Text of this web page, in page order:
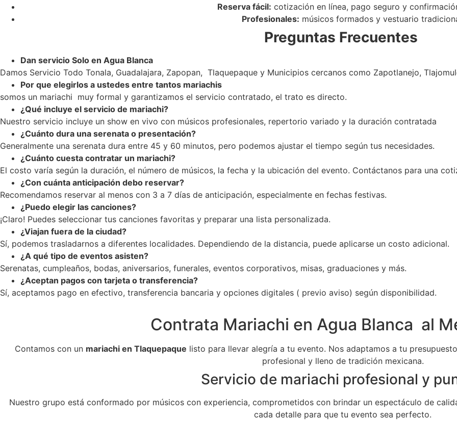
Reserva fácil: cotización en línea, pago seguro y
Profesionales: músicos formados y vestuario
Preguntas Frecuentes
Dan servicio Solo en Agua Blanca
Damos Servicio Todo Tonala, Guadalajara, Zapopan, Tlaquepaque y Municipios cercanos como Zapotlanejo,
Por que elegirlos a ustedes entre tantos mariachis
somos un mariachi muy formal y garantizamos el servicio contratado, el trato es directo.
¿Qué incluye el servicio de mariachi?
Nuestro servicio incluye un show en vivo con músicos profesionales, repertorio variado y la duración contratada
¿Cuánto dura una serenata o presentación?
Generalmente una serenata dura entre 45 y 60 minutos, pero podemos ajustar el tiempo según tus necesidades.
¿Cuánto cuesta contratar un mariachi?
El costo varía según la duración, el número de músicos, la fecha y la ubicación del evento. Contáctanos para una
¿Con cuánta anticipación debo reservar?
Recomendamos reservar al menos con 3 a 7 días de anticipación, especialmente en fechas festivas.
¿Puedo elegir las canciones?
¡Claro! Puedes seleccionar tus canciones favoritas y preparar una lista personalizada.
¿Viajan fuera de la ciudad?
Sí, podemos trasladarnos a diferentes localidades. Dependiendo de la distancia, puede aplicarse un costo adicional.
¿A qué tipo de eventos asisten?
Serenatas, cumpleaños, bodas, aniversarios, funerales, eventos corporativos, misas, graduaciones y más.
¿Aceptan pagos con tarjeta o transferencia?
Sí, aceptamos pago en efectivo, transferencia bancaria y opciones digitales ( previo aviso) según disponibilidad.
Contrata Mariachi en Agua Blanca al
Contamos con un mariachi en Tlaquepaque listo para llevar alegría a tu evento. Nos adaptamos a tu
profesional y lleno de tradición mexicana.
Servicio de mariachi profesional y
Nuestro grupo está conformado por músicos con experiencia, comprometidos con brindar un espectáculo de
cada detalle para que tu evento sea perfecto.